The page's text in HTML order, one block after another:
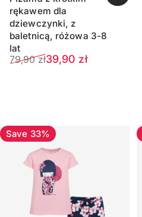
rękawem dla
dziewczynki, z
baletnicą, różowa 3-8
lat
Sale price39,90 zł
Regular price
79,90 zł
Save 33%